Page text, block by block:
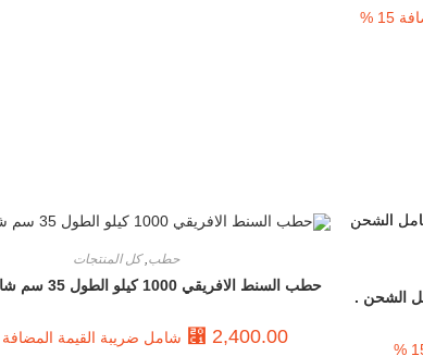
%
حطب ,كل المنتجات
حطب السنط الافريقي 1000 كيلو الطول 35 سم شامل الشحن
⃁ 2,400.00 شامل ضريبة القيمة المضافة 15 %